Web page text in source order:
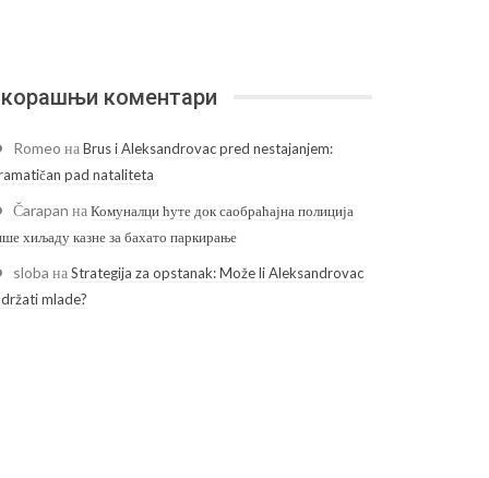
коментари
Romeo наBrus i Aleksandrovac pred nestajanjem:
pad nataliteta
Čarapan наКомуналци ћуте док саобраћајна полиција
хиљаду казне за бахато паркирање
sloba наStrategija za opstanak: Može li Aleksandrovac
mlade?